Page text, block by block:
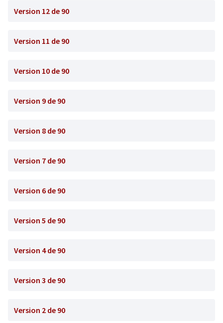
Version 12 de 90
Version 11 de 90
Version 10 de 90
Version 9 de 90
Version 8 de 90
Version 7 de 90
Version 6 de 90
Version 5 de 90
Version 4 de 90
Version 3 de 90
Version 2 de 90